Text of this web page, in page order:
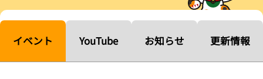
【常滑ボート・ルーキーＳ】宮崎心之介 うれしいデビュー初優勝
「このままＡ１になれるように」
2026年08月04日
イベント YouTube お知らせ 更新情報